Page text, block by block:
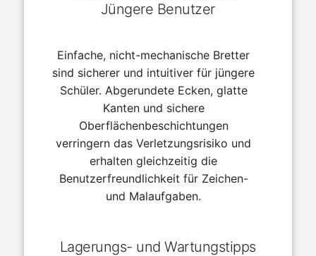
Jüngere Benutzer
Einfache, nicht-mechanische Bretter
sind sicherer und intuitiver für jüngere
Schüler. Abgerundete Ecken, glatte
Kanten und sichere
Oberflächenbeschichtungen
verringern das Verletzungsrisiko und
erhalten gleichzeitig die
Benutzerfreundlichkeit für Zeichen-
und Malaufgaben.
Lagerungs- und Wartungstipps